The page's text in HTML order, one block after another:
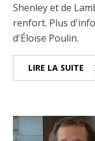
Shenley et de
renfort. Plus
d'Éloïse Poulin.
LIRE LA SUITE